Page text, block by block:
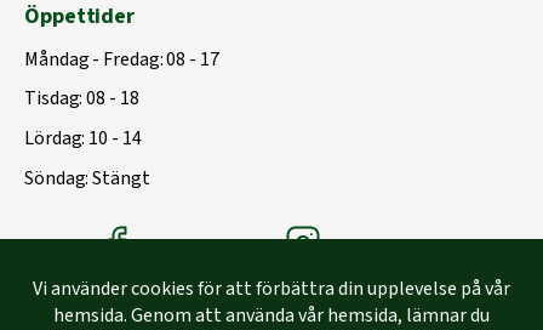
Öppettider
Måndag - Fredag: 08 - 17
Tisdag: 08 - 18
Lördag: 10 - 14
Söndag: Stängt
Träbolagets FacebookTräbolagets instagram